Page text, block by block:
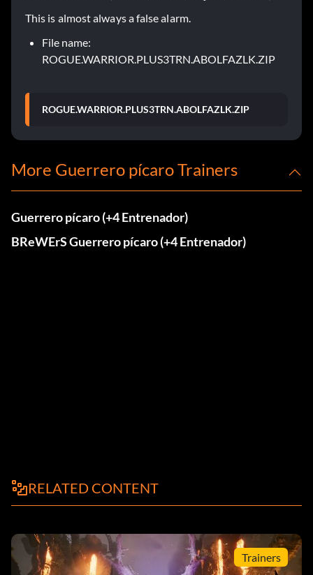
This is almost always a false alarm.
File name:
ROGUE.WARRIOR.PLUS3TRN.ABOLFAZLK.ZIP
ROGUE.WARRIOR.PLUS3TRN.ABOLFAZLK.ZIP
More Guerrero pícaro Trainers
Guerrero pícaro (+4 Entrenador)
BReWErS Guerrero pícaro (+4 Entrenador)
RELATED CONTENT
Trainers